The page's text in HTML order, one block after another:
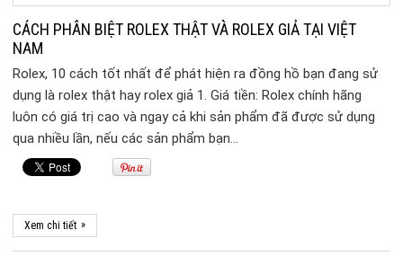
CÁCH PHÂN BIỆT ROLEX THẬT VÀ ROLEX GIẢ TẠI VIỆT
NAM
Rolex, 10 cách tốt nhất để phát hiện ra đồng hồ bạn đang sử
dụng là rolex thật hay rolex giả 1. Giá tiền: Rolex chính hãng
luôn có giá trị cao và ngay cả khi sản phẩm đã được sử dụng
qua nhiều lần, nếu các sản phẩm bạn…
Xem chi tiết »